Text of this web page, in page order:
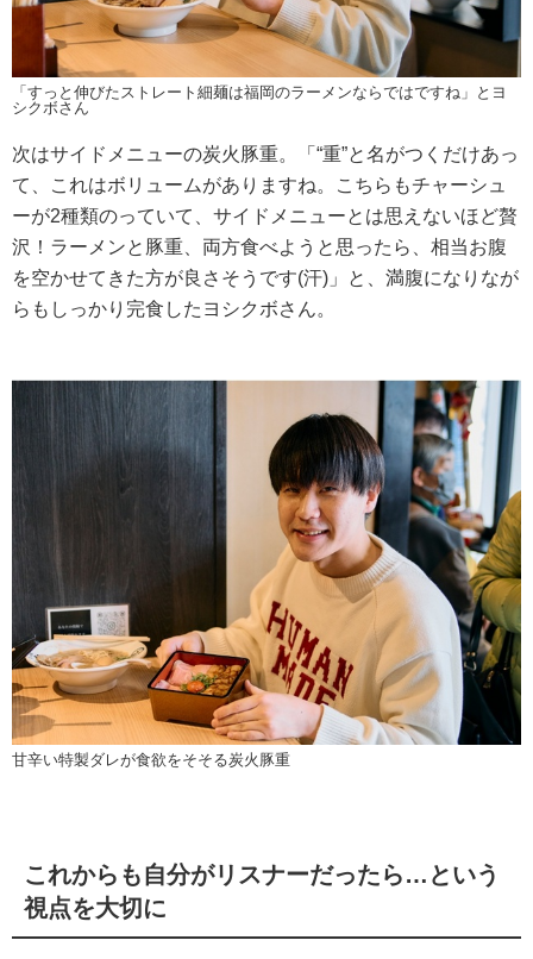
「すっと伸びたストレート細麺は福岡のラーメンならではですね」とヨ
シクボさん
次はサイドメニューの炭火豚重。「“重”と名がつくだけあっ
て、これはボリュームがありますね。こちらもチャーシュ
ーが2種類のっていて、サイドメニューとは思えないほど贅
沢！ラーメンと豚重、両方食べようと思ったら、相当お腹
を空かせてきた方が良さそうです(汗)」と、満腹になりなが
らもしっかり完食したヨシクボさん。
甘辛い特製ダレが食欲をそそる炭火豚重
これからも自分がリスナーだったら…という
視点を大切に